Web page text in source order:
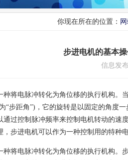
你现在所在的位置：
步进电机的基本
信息发
种将电脉冲转化为角位移的执行机构。
“步距角”)，它的旋转是以固定的角度
通过控制脉冲频率来控制电机转动的速
，步进电机可以作为一种控制用的特种
种将电脉冲转化为角位移的执行机构。